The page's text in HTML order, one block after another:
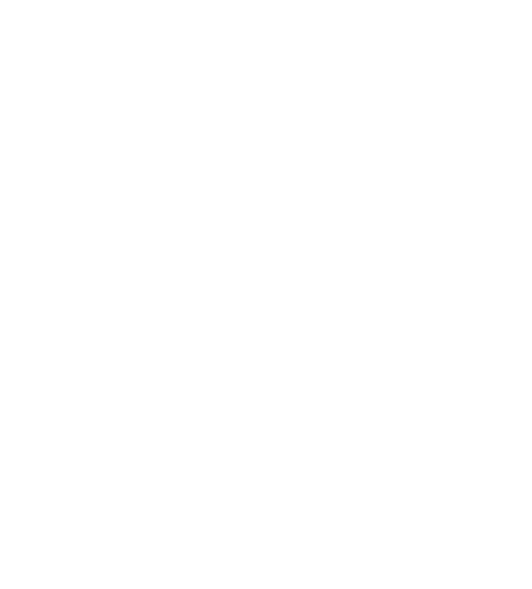
Comorbidade Psiquiátrica
Depressão e Ansiedade
para Depressão
Persistente
Fobia de Lugar Fechado